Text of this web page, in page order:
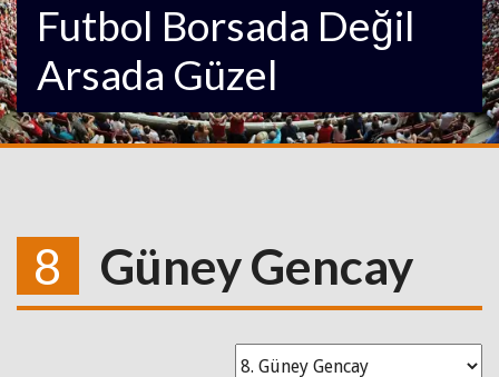
Futbol Borsada Değil
Arsada Güzel
8 Güney Gencay